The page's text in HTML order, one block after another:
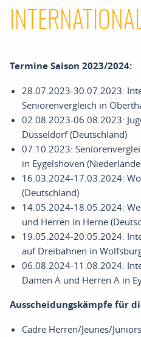
Termine Saison 2023/2024:
28.07.2023-30.07.2023:
Seniorenvergleich in
02.08.2023-06.08.2023:
Düsseldorf (Deutschland)
07.10.2023:
in Eygelshoven
16.03.2024-17.03.2024:
(Deutschland)
14.05.2024-18.05.2024:
und Herren in Herne
19.05.2024-20.05.2024:
auf Dreibahnen in
06.08.2024-11.08.2024:
Damen A und Herren A in
Ausscheidungskämpfe für
Cadre Herren/Jeunes/